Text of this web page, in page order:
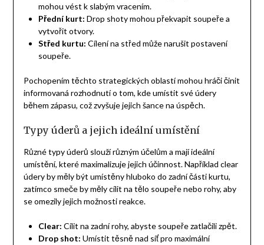
mohou vést k slabým vracením.
Přední kurt: Drop shoty mohou překvapit soupeře a
vytvořit otvory.
Střed kurtu: Cílení na střed může narušit postavení
soupeře.
Pochopením těchto strategických oblastí mohou hráči činit
informovaná rozhodnutí o tom, kde umístit své údery
během zápasu, což zvyšuje jejich šance na úspěch.
Typy úderů a jejich ideální umístění
Různé typy úderů slouží různým účelům a mají ideální
umístění, které maximalizuje jejich účinnost. Například clear
údery by měly být umístěny hluboko do zadní části kurtu,
zatímco smeče by měly cílit na tělo soupeře nebo rohy, aby
se omezily jejich možnosti reakce.
Clear: Cílit na zadní rohy, abyste soupeře zatlačili zpět.
Drop shot: Umístit těsně nad síť pro maximální